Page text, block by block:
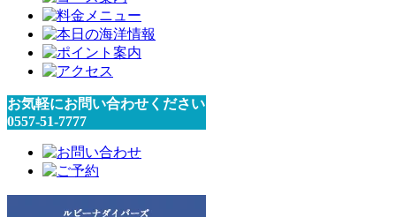
お気軽にお問い合わせください
0557-51-7777